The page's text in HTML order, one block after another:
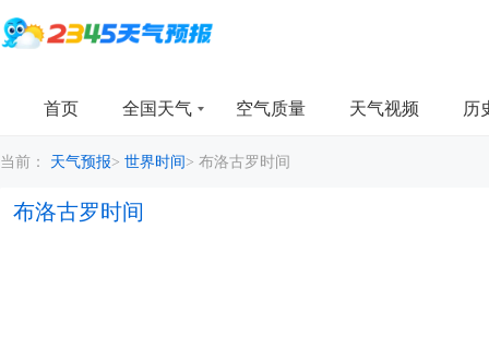
首页 全国天气 空气质量 天气视频 历
当前： 天气预报> 世界时间 > 布洛古罗时间
布洛古罗时间